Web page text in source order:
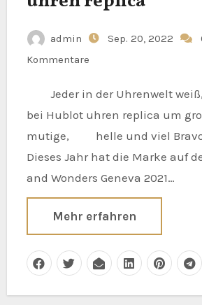
admin Sep. 20, 2022
Kommentare
Jeder in der Uhrenwelt weiß, dass es
bei Hublot uhren replica um
mutige, helle und viel
Dieses Jahr hat die Marke auf
and Wonders Geneva 2021…
Mehr erfahren